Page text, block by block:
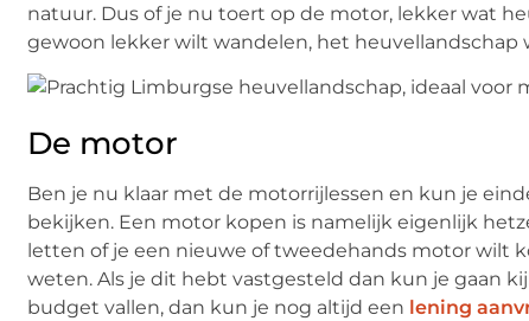
natuur. Dus of je nu toert op de motor, lekker wat
gewoon lekker wilt wandelen, het heuvellandschap
De motor
Ben je nu klaar met de motorrijlessen en kun je
bekijken. Een motor kopen is namelijk eigenlijk
letten of je een nieuwe of tweedehands motor wilt
weten. Als je dit hebt vastgesteld dan kun je gaan
budget vallen, dan kun je nog altijd een lening